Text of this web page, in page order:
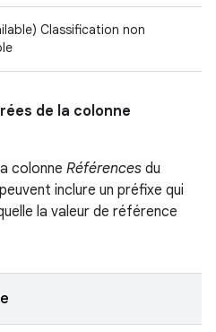
Classification non
de la colonne
colonne Références du
inclure un préfixe qui
la valeur de référence